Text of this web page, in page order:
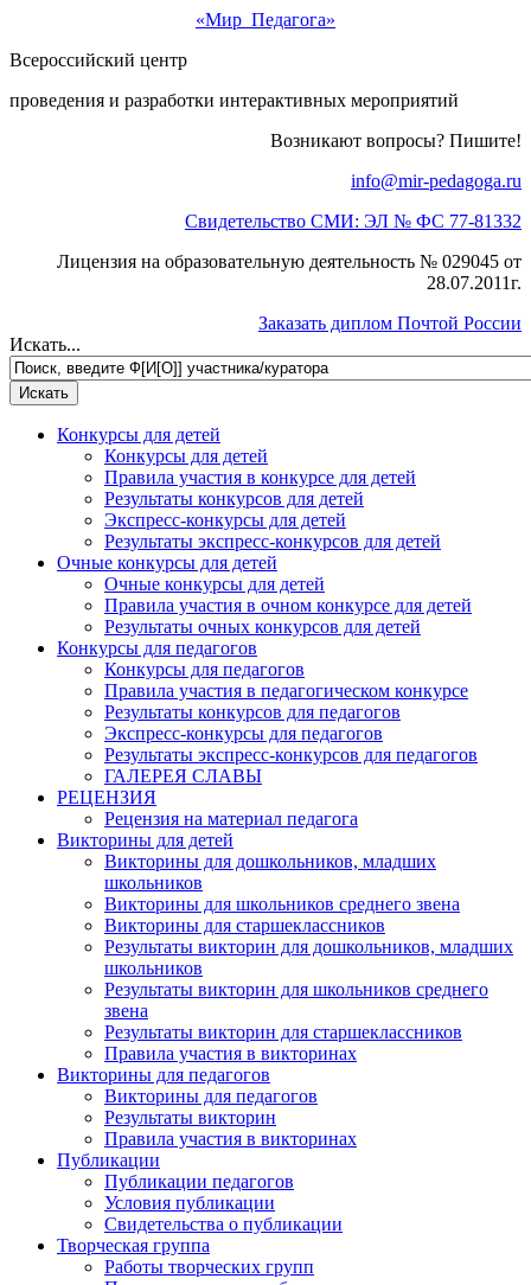
«Мир Педагога»
Всероссийский центр
проведения и разработки интерактивных мероприятий
Возникают вопросы? Пишите!
info@mir-pedagoga.ru
Свидетельство СМИ: ЭЛ № ФС 77-81332
Лицензия на образовательную деятельность № 029045 от
28.07.2011г.
Заказать диплом Почтой России
Искать...
Конкурсы для детей
Конкурсы для детей
Правила участия в конкурсе для детей
Результаты конкурсов для детей
Экспресс-конкурсы для детей
Результаты экспресс-конкурсов для детей
Очные конкурсы для детей
Очные конкурсы для детей
Правила участия в очном конкурсе для детей
Результаты очных конкурсов для детей
Конкурсы для педагогов
Конкурсы для педагогов
Правила участия в педагогическом конкурсе
Результаты конкурсов для педагогов
Экспресс-конкурсы для педагогов
Результаты экспресс-конкурсов для педагогов
ГАЛЕРЕЯ СЛАВЫ
РЕЦЕНЗИЯ
Рецензия на материал педагога
Викторины для детей
Викторины для дошкольников, младших
школьников
Викторины для школьников среднего звена
Викторины для старшеклассников
Результаты викторин для дошкольников, младших
школьников
Результаты викторин для школьников среднего
звена
Результаты викторин для старшеклассников
Правила участия в викторинах
Викторины для педагогов
Викторины для педагогов
Результаты викторин
Правила участия в викторинах
Публикации
Публикации педагогов
Условия публикации
Свидетельства о публикации
Творческая группа
Работы творческих групп